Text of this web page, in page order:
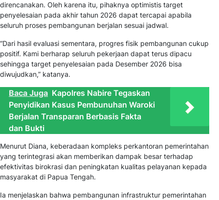
direncanakan. Oleh karena itu, pihaknya optimistis target
penyelesaian pada akhir tahun 2026 dapat tercapai apabila
seluruh proses pembangunan berjalan sesuai jadwal.
“Dari hasil evaluasi sementara, progres fisik pembangunan cukup
positif. Kami berharap seluruh pekerjaan dapat terus dipacu
sehingga target penyelesaian pada Desember 2026 bisa
diwujudkan,” katanya.
Baca Juga Kapolres Nabire Tegaskan
Penyidikan Kasus Pembunuhan Waroki
Berjalan Transparan Berbasis Fakta
dan Bukti
Menurut Diana, keberadaan kompleks perkantoran pemerintahan
yang terintegrasi akan memberikan dampak besar terhadap
efektivitas birokrasi dan peningkatan kualitas pelayanan kepada
masyarakat di Papua Tengah.
Ia menjelaskan bahwa pembangunan infrastruktur pemerintahan